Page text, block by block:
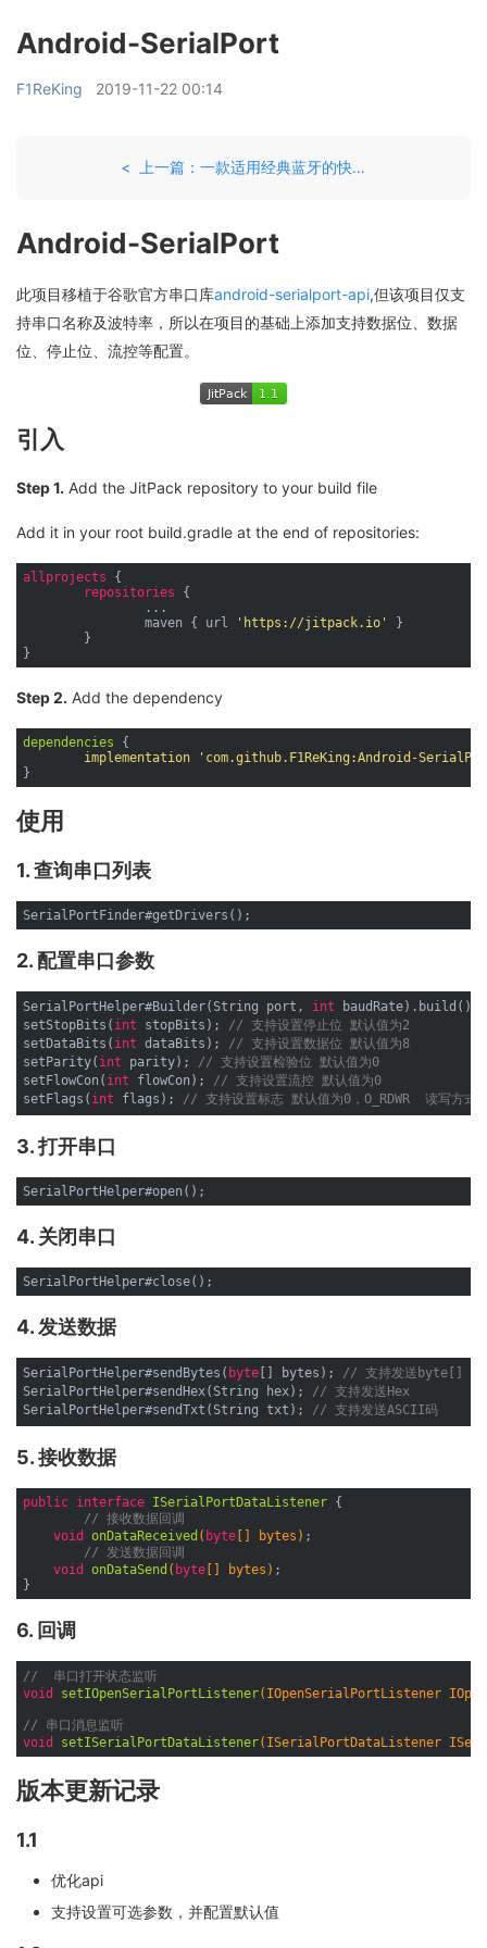
Android-SerialPort
F1ReKing 2019-11-22 00:14
< 上一篇：一款适用经典蓝牙的快速开发框架
Android-SerialPort
此项目移植于谷歌官方串口库android-serialport-api,但该项目仅支
持串口名称及波特率，所以在项目的基础上添加支持数据位、数据
位、停止位、流控等配置。
引入
Step 1. Add the JitPack repository to your build file
Add it in your root build.gradle at the end of repositories:
allprojects {
repositories {
		maven { url
'https://jitpack.io'
}
Step 2. Add the dependency
dependencies {
implementation
'com.github.F1ReKing:Android-
使用
1. 查询串口列表
2. 配置串口参数
SerialPortHelper#Builder(String port, int baudRate).build();
setStopBits( int stopBits); // 支持设置停止位 默认值为2
setDataBits( int dataBits); // 支持设置数据位 默认值为8
setParity( int parity); // 支持设置检验位 默认值为0
setFlowCon( int flowCon); // 支持设置流控 默认值为0
setFlags( int flags); // 支持设置标志 默认值为0，O_RDWR  读写方式
3. 打开串口
4. 关闭串口
4. 发送数据
SerialPortHelper#sendBytes( byte [] bytes); // 支持发送byte[]
SerialPortHelper#sendHex(String hex); // 支持发送Hex
SerialPortHelper#sendTxt(String txt); // 支持发送ASCII码
5. 接收数据
public interface ISerialPortDataListener {
// 接收数据回调
void
onDataReceived ( byte [] bytes) ;
// 发送数据回调
void
onDataSend ( byte [] bytes) ;
6. 回调
//  串口打开状态监听
void
setIOpenSerialPortListener(IOpenSerialPortListener
// 串口消息监听
void
setISerialPortDataListener(ISerialPortDataListener
版本更新记录
1.1
优化api
支持设置可选参数，并配置默认值